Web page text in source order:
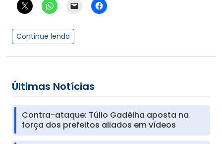
Continue lendo
Últimas Notícias
Contra-ataque: Túlio Gadêlha aposta na
força dos prefeitos aliados em vídeos